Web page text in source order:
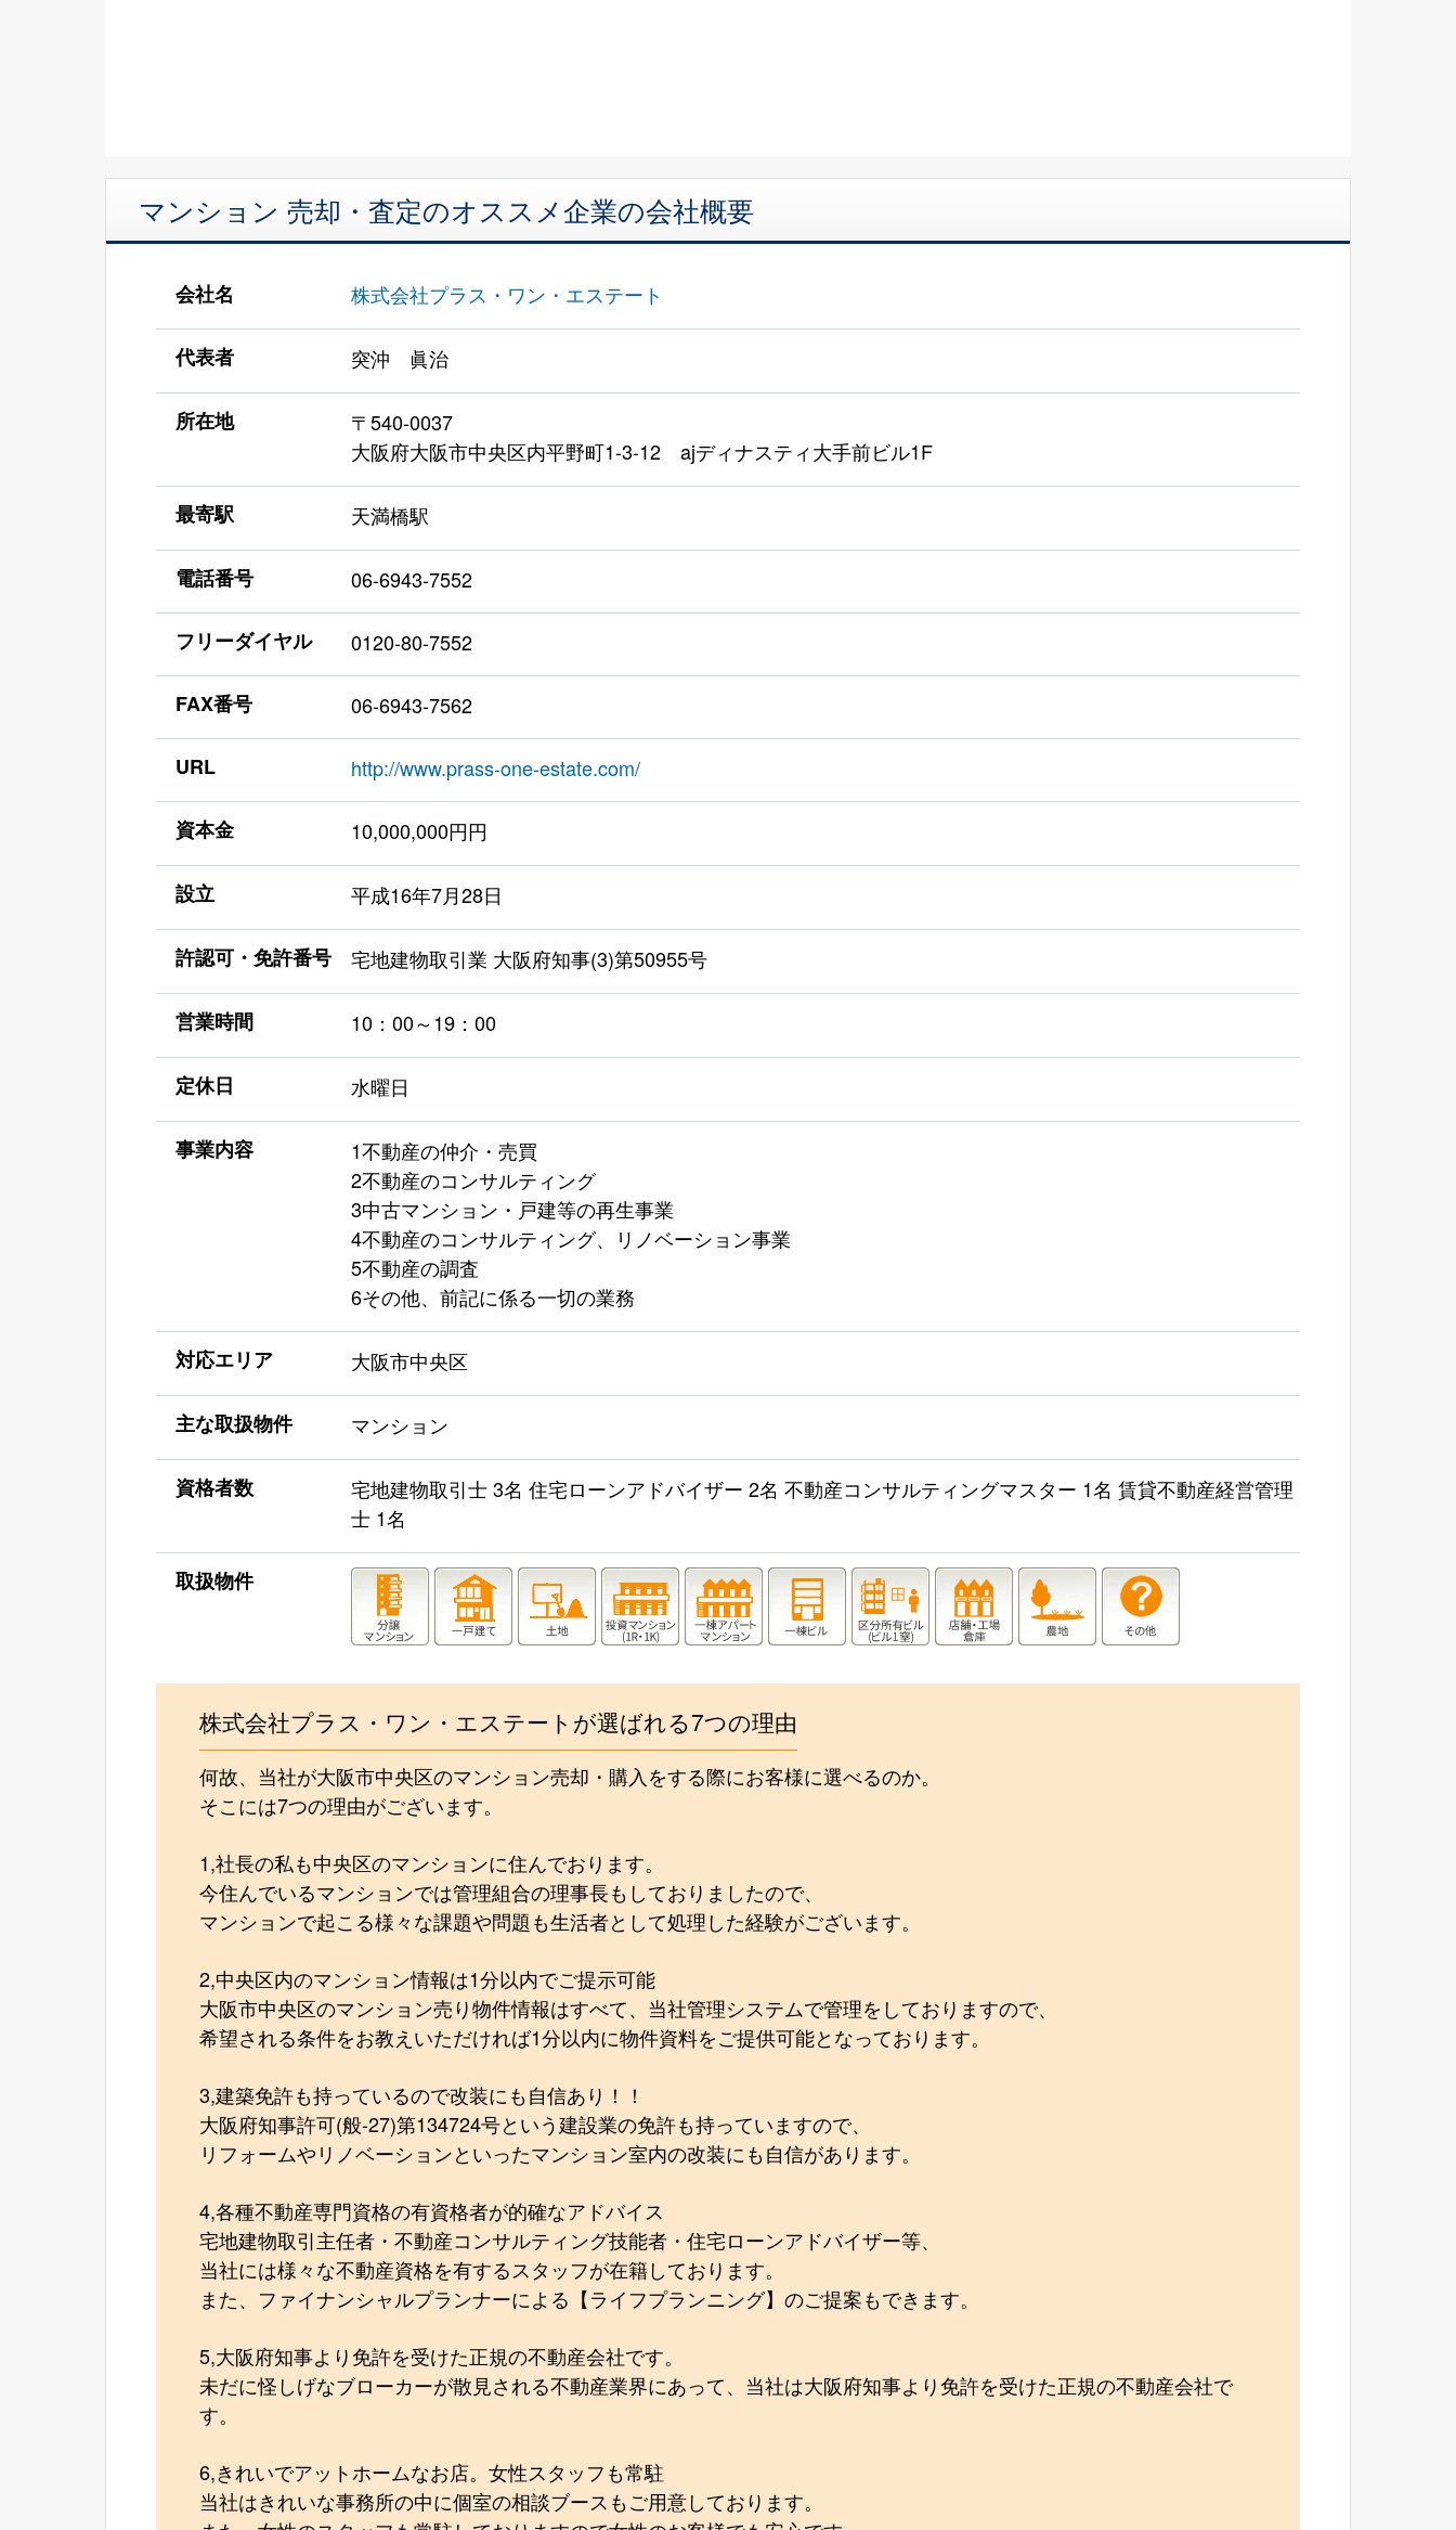
マンション 売却・査定のオススメ企業の会社概要
会社名 株式会社プラス・ワン・エステート
代表者 突沖 眞治
所在地
〒540-0037
大阪府大阪市中央区内平野町1-3-12 ajディナスティ大手前ビル1F
最寄駅 天満橋駅
電話番号 06-6943-7552
フリーダイヤル 0120-80-7552
FAX番号 06-6943-7562
URL http://www.prass-one-estate.com/
資本金 10,000,000円円
設立 平成16年7月28日
許認可・免許番号 宅地建物取引業 大阪府知事(3)第50955号
営業時間 10：00～19：00
定休日 水曜日
事業内容
1不動産の仲介・売買
2不動産のコンサルティング
3中古マンション・戸建等の再生事業
4不動産のコンサルティング、リノベーション事業
5不動産の調査
6その他、前記に係る一切の業務
対応エリア 大阪市中央区
主な取扱物件 マンション
資格者数
宅地建物取引士 3名 住宅ローンアドバイザー 2名 不動産コンサルティングマスター 1名 賃貸不動産経営管理
士 1名
取扱物件
株式会社プラス・ワン・エステートが選ばれる7つの理由
何故、当社が大阪市中央区のマンション売却・購入をする際にお客様に選べるのか。
そこには7つの理由がございます。
1,社長の私も中央区のマンションに住んでおります。
今住んでいるマンションでは管理組合の理事長もしておりましたので、
マンションで起こる様々な課題や問題も生活者として処理した経験がございます。
2,中央区内のマンション情報は1分以内でご提示可能
大阪市中央区のマンション売り物件情報はすべて、当社管理システムで管理をしておりますので、
希望される条件をお教えいただければ1分以内に物件資料をご提供可能となっております。
3,建築免許も持っているので改装にも自信あり！！
大阪府知事許可(般-27)第134724号という建設業の免許も持っていますので、
リフォームやリノベーションといったマンション室内の改装にも自信があります。
4,各種不動産専門資格の有資格者が的確なアドバイス
宅地建物取引主任者・不動産コンサルティング技能者・住宅ローンアドバイザー等、
当社には様々な不動産資格を有するスタッフが在籍しております。
また、ファイナンシャルプランナーによる【ライフプランニング】のご提案もできます。
5,大阪府知事より免許を受けた正規の不動産会社です。
未だに怪しげなブローカーが散見される不動産業界にあって、当社は大阪府知事より免許を受けた正規の不動産会社で
す。
6,きれいでアットホームなお店。女性スタッフも常駐
当社はきれいな事務所の中に個室の相談ブースもご用意しております。